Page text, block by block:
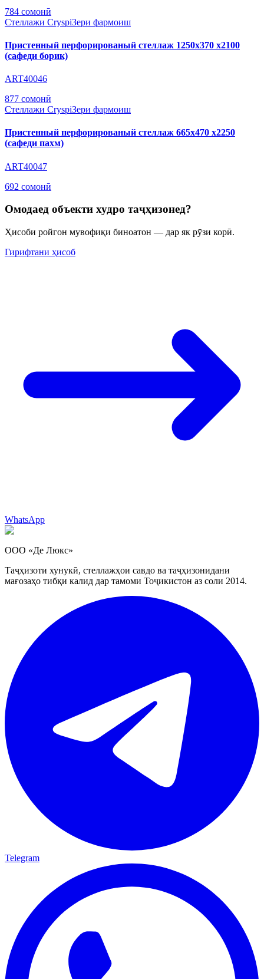
784 сомонӣ
Стеллажи CryspiЗери фармоиш
Пристенный перфорированый стеллаж 1250х370 х2100
(сафеди борик)
ART40046
877 сомонӣ
Стеллажи CryspiЗери фармоиш
Пристенный перфорированый стеллаж 665х470 х2250
(сафеди пахм)
ART40047
692 сомонӣ
Омодаед объекти худро таҷҳизонед?
Ҳисоби ройгон мувофиқи биноатон — дар як рӯзи корӣ.
Гирифтани ҳисоб
WhatsApp
ООО «Де Люкс»
Таҷҳизоти хунукӣ, стеллажҳои савдо ва таҷҳизонидани
мағозаҳо тибқи калид дар тамоми Тоҷикистон аз соли 2014.
Telegram